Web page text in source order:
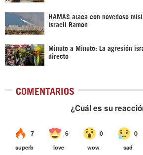
HAMAS ataca con novedoso
israelí Ramon
Minuto a Minuto: La agresión
directo
COMENTARIOS